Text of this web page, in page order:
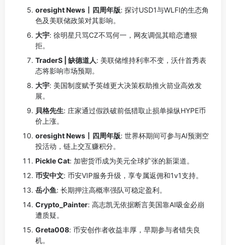
oresight News丨四周年版: 探讨USD1与WLFI的生态角
色及美联储政策对其影响。
大宇: 徐明星只骂CZ不骂何一，网友调侃其暗恋遭狠
拒。
TraderS | 缺德道人: 美联储维持利率不变，沃什首秀表
态将影响市场预期。
大宇: 美国制度赋予英雄更大决策权助推火箭业高效发
展。
貝格先生: 庄家通过假跌破前低猎取止损单操纵HYPE币
价上涨。
oresight News丨四周年版: 世界杯期间可参与AI预测空
投活动，链上交互赚积分。
Pickle Cat: 加密货币成为美元全球扩张的新渠道。
币安中文: 币安VIP服务升级，享专属返佣和1v1支持。
岳小鱼: 长期押注高概率强队可稳定盈利。
Crypto_Painter: 高志凯无依据断言美国靠AI吸金必崩
遭质疑。
Greta008: 币安创作者收益丰厚，早期参与者错失良
机。